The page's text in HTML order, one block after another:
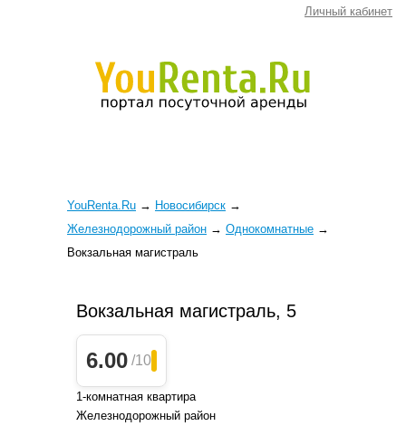
Личный кабинет
YouRenta.Ru → Новосибирск →
Железнодорожный район → Однокомнатные →
Вокзальная магистраль
Вокзальная магистраль, 5
6.00 /10
1-комнатная квартира
Железнодорожный район